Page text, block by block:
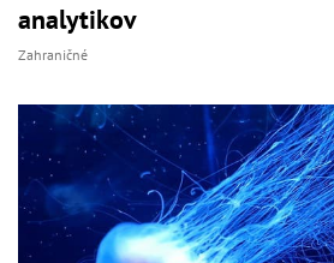
analytikov
Zahraničné